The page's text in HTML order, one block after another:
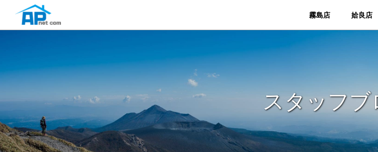
霧島店 姶良店
スタッフブ